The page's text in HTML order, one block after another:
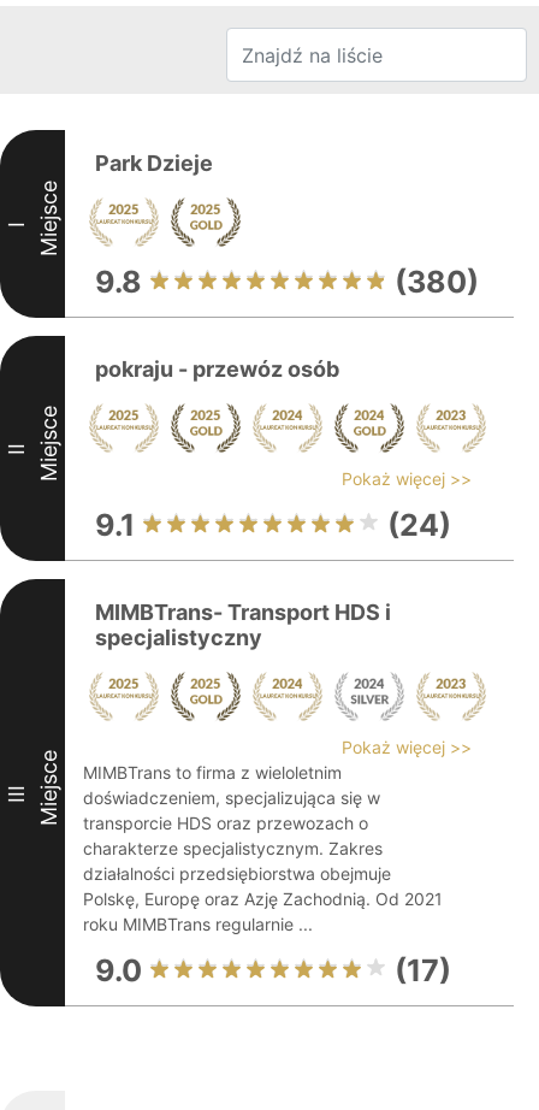
I Miejsce
Park Dzieje
9.8 (380)
II Miejsce
pokraju - przewóz osób
Pokaż więcej >>
9.1 (24)
III Miejsce
MIMBTrans- Transport HDS i
specjalistyczny
Pokaż więcej >>
MIMBTrans to firma z wieloletnim
doświadczeniem, specjalizująca się w
transporcie HDS oraz przewozach o
charakterze specjalistycznym. Zakres
działalności przedsiębiorstwa obejmuje
Polskę, Europę oraz Azję Zachodnią. Od 2021
roku MIMBTrans regularnie ...
9.0 (17)